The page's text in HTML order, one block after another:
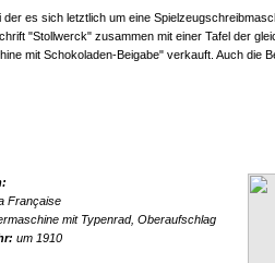
der es sich letztlich um eine
"Stollwerck" zusammen mit einer Tafel der
mit Schokoladen-Beigabe" verkauft. Auch die
Française
mit Typenrad, Oberaufschlag
um 1910